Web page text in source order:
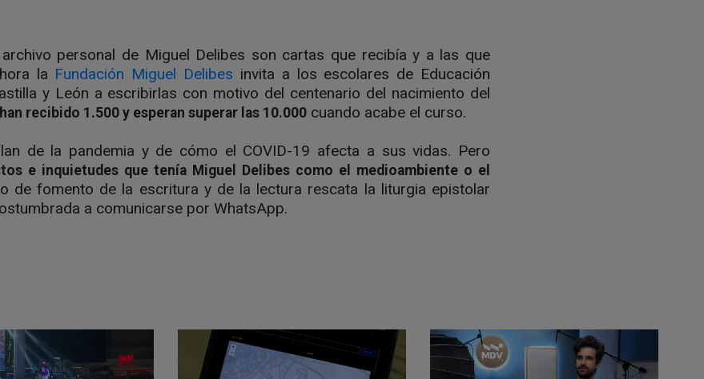
personal de Miguel Delibes son cartas que recibía y a las que
la Fundación Miguel Delibes invita a los escolares de Educación
y León a escribirlas con motivo del centenario del nacimiento del
han recibido 1.500 y esperan superar las 10.000 cuando acabe el curso.
de la pandemia y de cómo el COVID-19 afecta a sus vidas. Pero
e inquietudes que tenía Miguel Delibes como el medioambiente o el
de fomento de la escritura y de la lectura rescata la liturgia epistolar
a comunicarse por WhatsApp.